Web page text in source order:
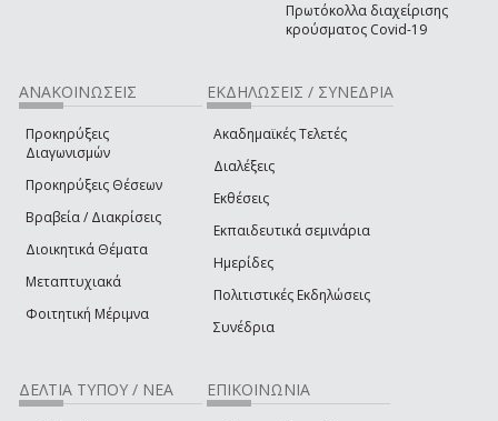
Πρωτόκολλα διαχείρισης
κρούσματος Covid-19
ΑΝΑΚΟΙΝΩΣΕΙΣ
Προκηρύξεις
Διαγωνισμών
Προκηρύξεις Θέσεων
Βραβεία / Διακρίσεις
Διοικητικά Θέματα
Μεταπτυχιακά
Φοιτητική Μέριμνα
ΕΚΔΗΛΩΣΕΙΣ / ΣΥΝΕΔΡΙΑ
Ακαδημαϊκές Τελετές
Διαλέξεις
Εκθέσεις
Εκπαιδευτικά σεμινάρια
Ημερίδες
Πολιτιστικές Εκδηλώσεις
Συνέδρια
ΔΕΛΤΙΑ ΤΥΠΟΥ / ΝΕΑ ΕΠΙΚΟΙΝΩΝΙΑ